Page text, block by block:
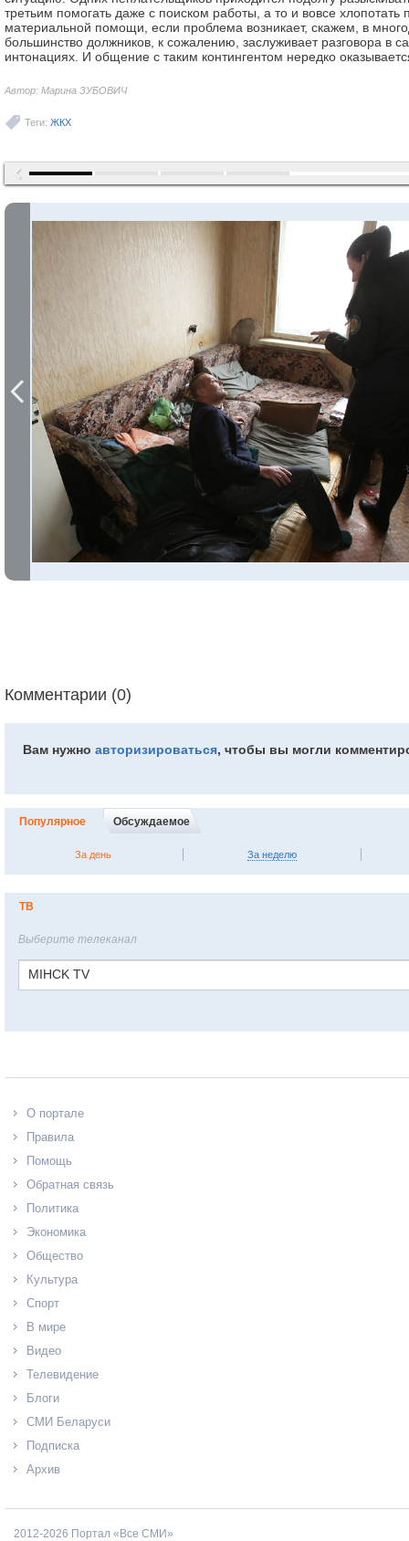
третьим помогать даже с поиском работы, а то и вовсе хлопотать
материальной помощи, если проблема возникает, скажем, в
большинство должников, к сожалению, заслуживает разговора в
интонациях. И общение с таким контингентом нередко
Автор: Марина ЗУБОВИЧ
Теги: ЖКХ
Комментарии (0)
Вам нужно авторизироваться, чтобы вы могли
Популярное Обсуждаемое
За день За неделю
ТВ
Выберите телеканал
MIHCK TV
О портале
Правила
Помощь
Обратная связь
Политика
Экономика
Общество
Культура
Спорт
В мире
Видео
Телевидение
Блоги
СМИ Беларуси
Подписка
Архив
2012-2026 Портал «Все СМИ»